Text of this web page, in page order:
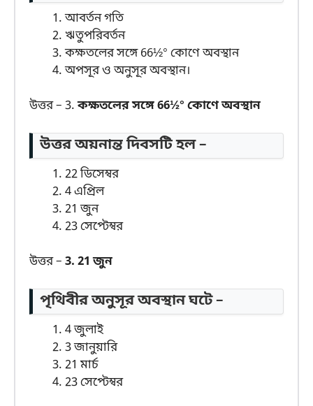
আবর্তন গতি
ঋতুপরিবর্তন
কক্ষতলের সঙ্গে 66½° কোণে অবস্থান
অপসূর ও অনুসূর অবস্থান।
উত্তর – 3.কক্ষতলের সঙ্গে 66½° কোণে অবস্থান
উত্তর অয়নান্ত দিবসটি হল –
22 ডিসেম্বর
4 এপ্রিল
21 জুন
23 সেপ্টেম্বর
উত্তর – 3. 21 জুন
পৃথিবীর অনুসূর অবস্থান ঘটে –
4 জুলাই
3 জানুয়ারি
21 মার্চ
23 সেপ্টেম্বর